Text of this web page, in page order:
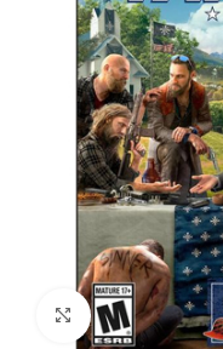
Click to enlarge